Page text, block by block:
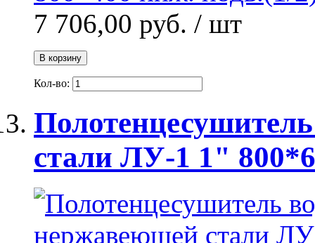
7 706,00 руб. / шт
В корзину
Кол-во:
стали ЛУ-1 1"